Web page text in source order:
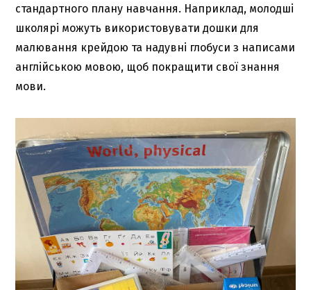
стандартного плану навчання. Наприклад, молодші
школярі можуть використовувати дошки для
малювання крейдою та надувні глобуси з написами
англійською мовою, щоб покращити свої знання
мови.